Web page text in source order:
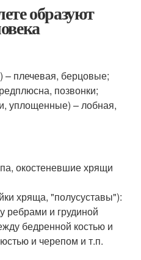
образуют
– плечевая, берцовые;
позвонки;
уплощенные) – лобная,
окостеневшие хрящи
хряща, "полусуставы"):
ребрами и грудиной
бедренной костью и
и черепом и т.п.